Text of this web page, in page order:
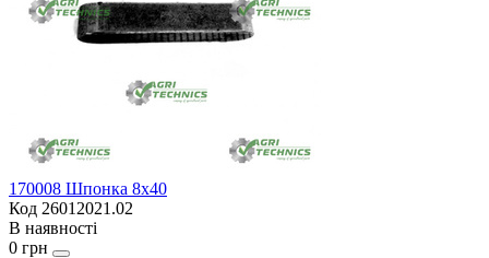
170008 Шпонка 8х40
Код 26012021.02
В наявності
0 грн